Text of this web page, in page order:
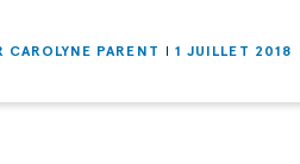
CAROLYNE PARENT 1 JUILLET 2018